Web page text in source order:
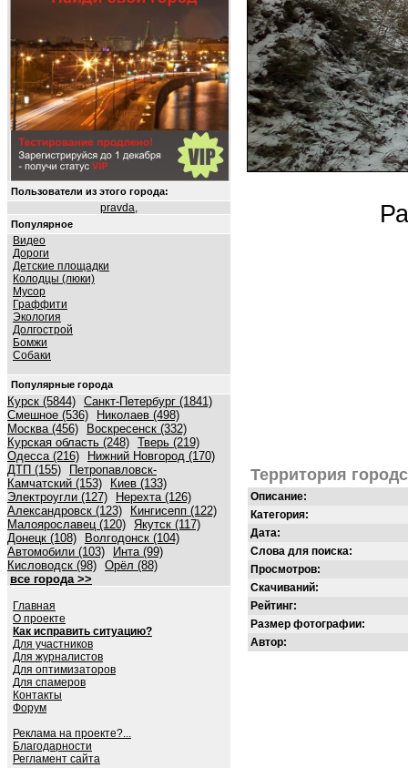
Пользователи из этого города:
pravda,
Популярное
Видео
Дороги
Детские площадки
Колодцы (люки)
Мусор
Граффити
Экология
Долгострой
Бомжи
Собаки
Популярные города
Курск (5844) Санкт-Петербург (1841)
Смешное (536)
Николаев (498)
Москва (456)
Воскресенск (332)
Курская область (248) Тверь (219)
Одесса (216)
Нижний Новгород (170)
ДТП (155)
Петропавловск-
Камчатский (153)
Киев (133)
Электроугли (127)
Нерехта (126)
Александровск (123)
Кингисепп (122)
Малоярославец (120) Якутск (117)
Донецк (108)
Волгодонск (104)
Автомобили (103)
Инта (99)
Кисловодск (98) Орёл (88)
все города >>
Главная
О проекте
Как исправить ситуацию?
Для участников
Для журналистов
Для оптимизаторов
Для спамеров
Контакты
Форум
Реклама на проекте?...
Благодарности
Регламент сайта
Территория
Описание:
Категория:
Дата:
Слова для поиска:
Просмотров:
Скачиваний:
Рейтинг:
Размер фотографии:
Автор: